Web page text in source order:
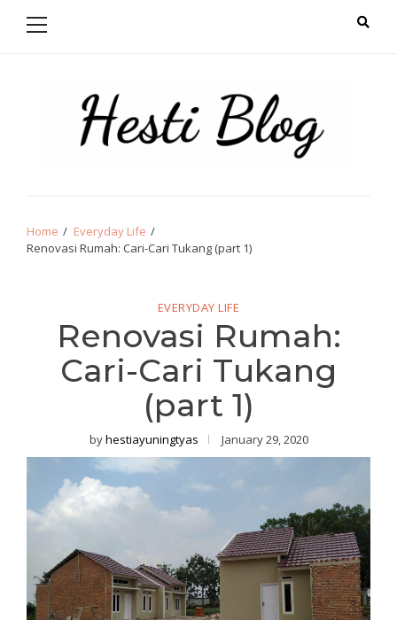
Home
Everyday Life
Renovasi Rumah: Cari-Cari Tukang (part 1)
EVERYDAY LIFE
Renovasi Rumah:
Cari-Cari Tukang
(part 1)
byhestiayuningtyas January 29, 2020